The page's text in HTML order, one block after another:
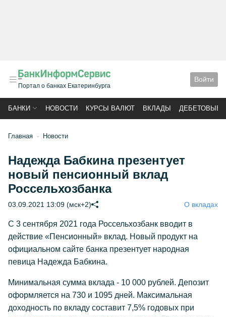
Портал о банках Екатеринбурга
Войти
БАНКИ НОВОСТИ КУРСЫ ВАЛЮТ ВКЛАДЫ ДЕБЕТОВЫЕ
Главная Новости
Надежда Бабкина презентует
новый пенсионный вклад
Россельхозбанка
03.09.2021 13:09 (мск+2) О вкладах
С 3 сентября 2021 года Россельхозбанк вводит в
действие «Пенсионный» вклад. Новый продукт на
официальном сайте банка презентует народная
певица Надежда Бабкина.
Минимальная сумма вклада - 10 000 рублей. Депозит
оформляется на 730 и 1095 дней. Максимальная
доходность по вкладу составит 7,5% годовых при